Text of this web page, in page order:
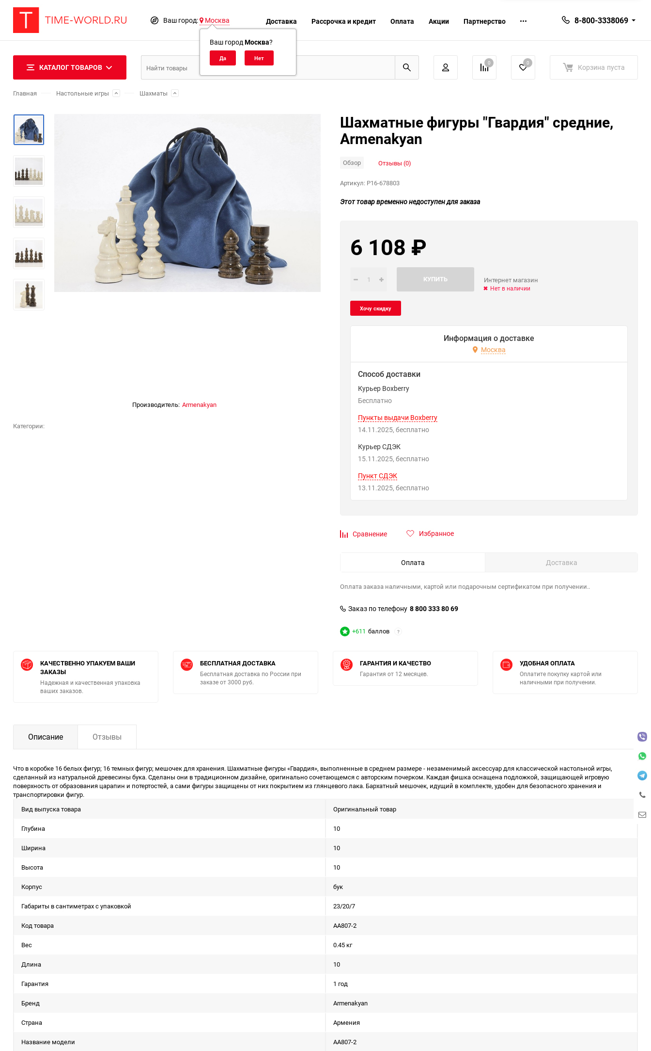
Ваш город: Москва
Ваш город Москва?
Доставка Рассрочка и кредит Оплата Акции Партнерство 8-800-3338069
КАТАЛОГ ТОВАРОВ 0 0 Корзина пуста
Главная Настольные игры Шахматы
Производитель: Armenakyan
Категории:
Шахматные фигуры "Гвардия" средние,
Armenakyan
Обзор Отзывы (0)
Артикул: P16-678803
Этот товар временно недоступен для заказа
6 108 ₽
КУПИТЬ Интернет магазин
Нет в наличии
Информация о доставке
Москва
Способ доставки
Курьер Boxberry
Бесплатно
Пункты выдачи Boxberry
14.11.2025
Бесплатно
Курьер СДЭК
15.11.2025
Бесплатно
Пункт СДЭК
13.11.2025
Бесплатно
Сравнение Избранное
Оплата Доставка
Оплата заказа наличными, картой или подарочным сертификатом при получении..
Заказ по телефону 8 800 333 80 69
+611 баллов ?
КАЧЕСТВЕННО УПАКУЕМ ВАШИ
ЗАКАЗЫ
Надежная и качественная упаковка
ваших заказов.
БЕСПЛАТНАЯ ДОСТАВКА
Бесплатная доставка по России при
заказе от 3000 руб.
ГАРАНТИЯ И КАЧЕСТВО
Гарантия от 12 месяцев.
УДОБНАЯ ОПЛАТА
Оплатите покупку картой или
наличными при получении.
Описание Отзывы
Что в коробке 16 белых фигур; 16 темных фигур; мешочек для хранения. Шахматные фигуры «Гвардия», выполненные в среднем размере - незаменимый аксессуар для классической настольной игры,
сделанный из натуральной древесины бука. Сделаны они в традиционном дизайне, оригинально сочетающемся с авторским почерком. Каждая фишка оснащена подложкой, защищающей игровую
поверхность от образования царапин и потертостей, а сами фигуры защищены от них покрытием из глянцевого лака. Бархатный мешочек, идущий в комплекте, удобен для безопасного хранения и
транспортировки фигур.
Вид выпуска товара
Оригинальный товар
Глубина 10
Ширина 10
Высота 10
Корпус бук
Габариты в сантиметрах с упаковкой 23/20/7
Код товара AA807-2
Вес 0.45 кг
Длина 10
Гарантия 1 год
Бренд Armenakyan
Страна Армения
Название модели AA807-2